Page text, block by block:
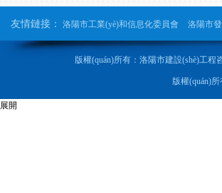
友情鏈接： 洛陽市工業(yè)和信息化委員會 洛陽市
版權(quán)所有：洛陽市建設(shè)工
版權(quán)所
展開